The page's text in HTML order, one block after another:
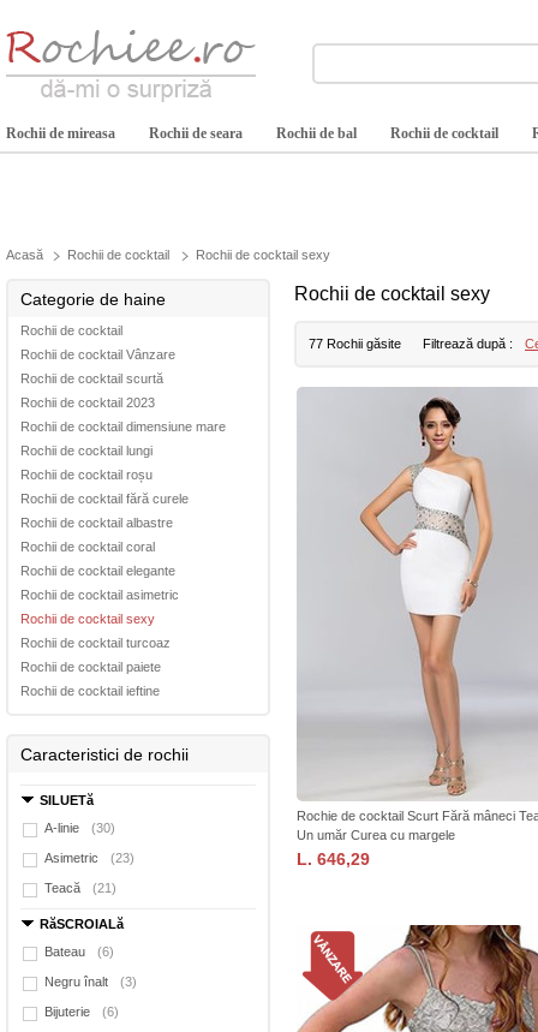
Rochii de mireasa Rochii de seara Rochii de bal Rochii de cocktail
Acasă Rochii de cocktail Rochii de cocktail sexy
Categorie de haine
Rochii de cocktail
Rochii de cocktail Vânzare
Rochii de cocktail scurtă
Rochii de cocktail 2023
Rochii de cocktail dimensiune mare
Rochii de cocktail lungi
Rochii de cocktail roșu
Rochii de cocktail fără curele
Rochii de cocktail albastre
Rochii de cocktail coral
Rochii de cocktail elegante
Rochii de cocktail asimetric
Rochii de cocktail sexy
Rochii de cocktail turcoaz
Rochii de cocktail paiete
Rochii de cocktail ieftine
Caracteristici de rochii
SILUETă
A-linie
(30)
Asimetric (23)
Teacă (21)
RăSCROIALă
Bateau
(6)
Negru înalt (3)
Bijuterie (6)
Rochii de cocktail sexy
77 Rochii găsite Filtrează după :
Rochie de cocktail Scurt Fără mâneci
Un umăr Curea cu margele
L. 646,29